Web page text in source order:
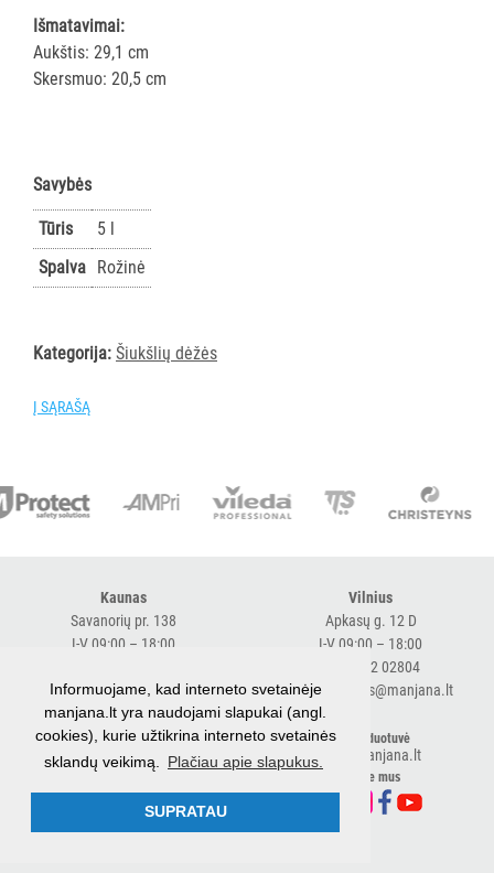
PRAMONEI
POPIERIUS
GAMINIAI
LAIKIKLIAI
IR
DOZATORIAI
PROFESSIONAL
FILTRAI
INDAI
PRIEMONĖS
DĖŽĖS
MAIŠAI
dėžės
Išmatavimai:
Aukštis: 29,1 cm
Skersmuo: 20,5 cm
Savybės
Tūris
5 l
Spalva Rožinė
Kategorija: Šiukšlių dėžės
Į SĄRAŠĄ
Kaunas
Savanorių pr. 138
I-V 09:00 – 18:00
expresskaunas@manjana.lt
Vilnius
Apkasų g. 12 D
I-V 09:00 – 18:00
+370 682 02804
expressvilnius@manjana.lt
Klaipėda
Baltijos pr. 26 B
+370 616 76501
expressklaipeda@manjana.lt
El. parduotuvė
shop.manjana.lt
Sekite mus
Informuojame, kad interneto svetainėje
manjana.lt yra naudojami slapukai (angl.
cookies), kurie užtikrina interneto svetainės
sklandų veikimą.
Plačiau apie slapukus.
SUPRATAU